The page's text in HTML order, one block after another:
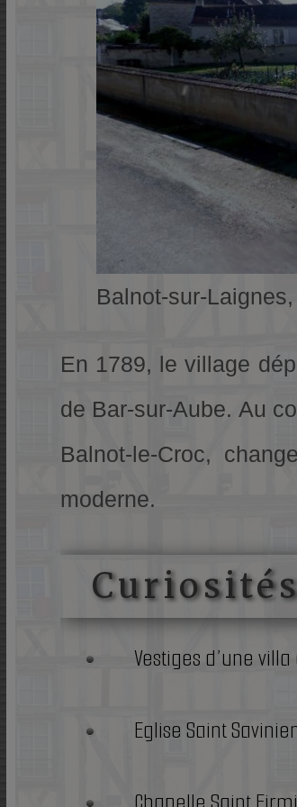
Balnot-sur-
En 1789, le village
de Bar-sur-Aube. Au
Balnot-le-Croc,
moderne.
Vestiges d’une
Eglise Saint